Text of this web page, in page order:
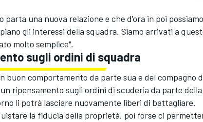
parta una nuova relazione e che d'ora in poi
gli interessi della squadra. Siamo arrivati a
molto semplice".
sugli ordini di squadra
buon comportamento da parte sua e del compagno
ripensamento sugli ordini di scuderia da parte
li potrà lasciare nuovamente liberi di battagliare.
la fiducia della proprietà, poi forse ci